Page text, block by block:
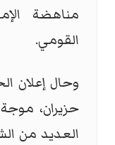
مناهضة
القومي.
حزيران،
العديد من